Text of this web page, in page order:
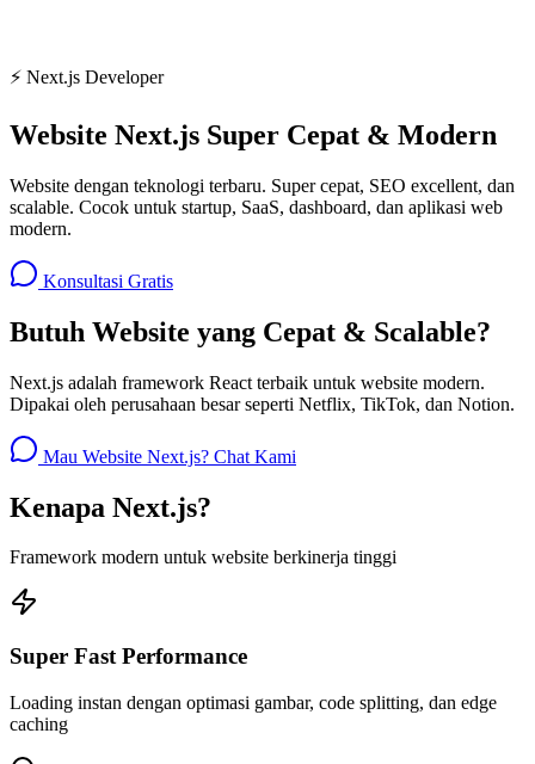
⚡ Next.js Developer
Website Next.js Super Cepat & Modern
Website dengan teknologi terbaru. Super cepat, SEO excellent, dan
scalable. Cocok untuk startup, SaaS, dashboard, dan aplikasi web
modern.
Konsultasi Gratis
Butuh Website yang Cepat & Scalable?
Next.js adalah framework React terbaik untuk website modern.
Dipakai oleh perusahaan besar seperti Netflix, TikTok, dan Notion.
Mau Website Next.js? Chat Kami
Kenapa Next.js?
Framework modern untuk website berkinerja tinggi
Super Fast Performance
Loading instan dengan optimasi gambar, code splitting, dan edge
caching